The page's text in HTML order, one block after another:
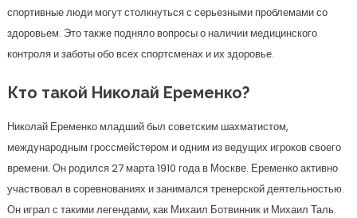
спортивные люди могут столкнуться с серьезными проблемами со
здоровьем. Это также подняло вопросы о наличии медицинского
контроля и заботы обо всех спортсменах и их здоровье.
Кто такой Николай Еременко?
Николай Еременко младший был советским шахматистом,
международным гроссмейстером и одним из ведущих игроков своего
времени. Он родился 27 марта 1910 года в Москве. Еременко активно
участвовал в соревнованиях и занимался тренерской деятельностью.
Он играл с такими легендами, как Михаил Ботвинник и Михаил Таль.